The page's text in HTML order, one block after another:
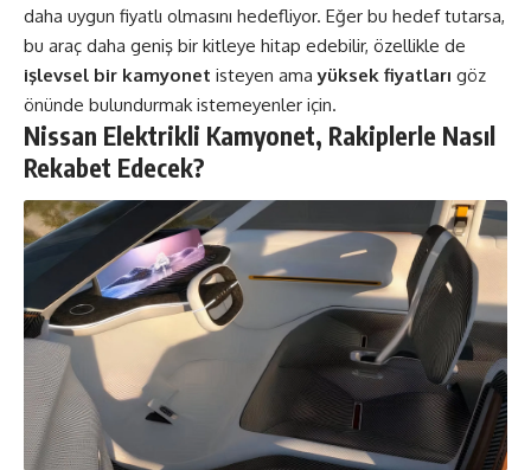
daha uygun fiyatlı olmasını hedefliyor. Eğer bu hedef tutarsa,
bu araç daha geniş bir kitleye hitap edebilir, özellikle de
işlevsel bir kamyonet isteyen amayüksek fiyatları göz
önünde bulundurmak istemeyenler için.
Nissan Elektrikli Kamyonet, Rakiplerle Nasıl
Rekabet Edecek?